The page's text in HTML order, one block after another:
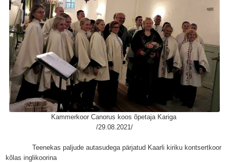
Kammerkoor Canorus koos õpetaja Kariga
/29.08.2021/
Teenekas paljude autasudega pärjatud Kaarli kiriku kontsertkoor
kõlas inglikoorina